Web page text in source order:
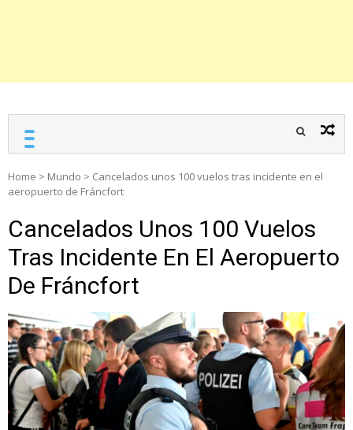
Home > Mundo > Cancelados unos 100 vuelos tras incidente en el
aeropuerto de Fráncfort
Cancelados Unos 100 Vuelos
Tras Incidente En El Aeropuerto
De Fráncfort